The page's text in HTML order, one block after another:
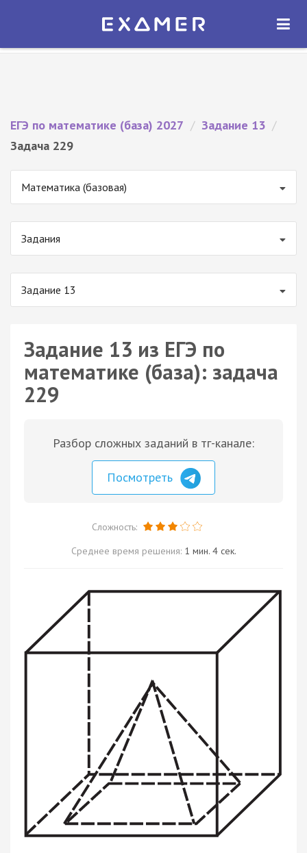
Экзамер — ЕГЭ 2027
ОТКРЫТЬ
ЕГЭ по математике (база) 2027 / Задание 13 /
Задача 229
Математика (базовая)
Задания
Задание 13
Задание 13 из ЕГЭ по
математике (база): задача
229
Разбор сложных заданий в тг-канале:
Посмотреть
Сложность:
Среднее время решения: 1 мин. 4 сек.